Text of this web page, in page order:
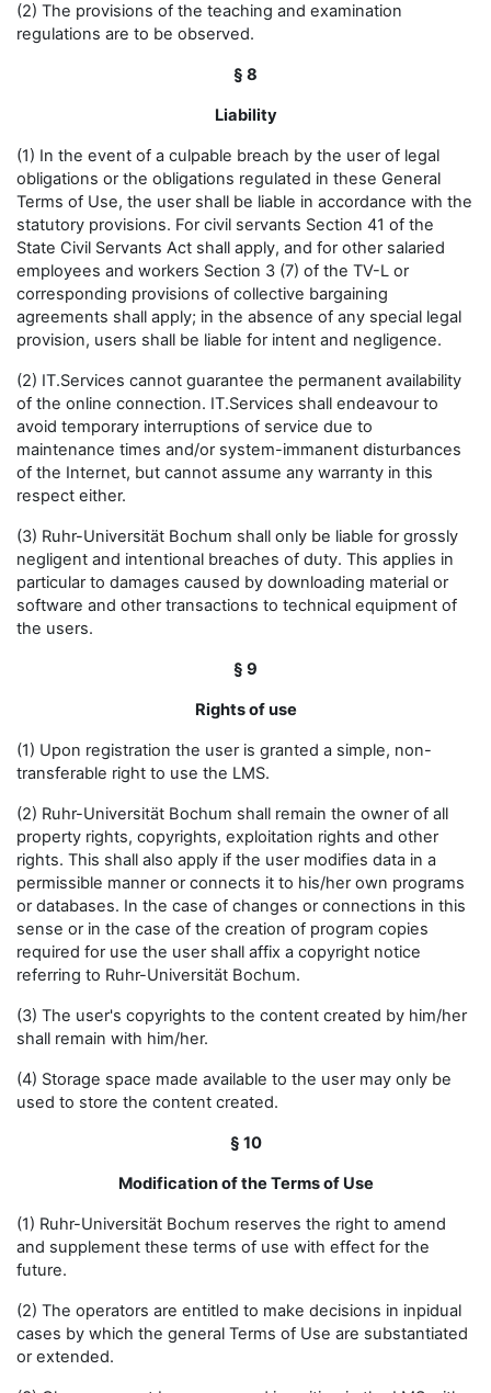
(2) The provisions of the teaching and examination
regulations are to be observed.
§ 8
Liability
(1) In the event of a culpable breach by the user of legal
obligations or the obligations regulated in these General
Terms of Use, the user shall be liable in accordance with the
statutory provisions. For civil servants Section 41 of the
State Civil Servants Act shall apply, and for other salaried
employees and workers Section 3 (7) of the TV-L or
corresponding provisions of collective bargaining
agreements shall apply; in the absence of any special legal
provision, users shall be liable for intent and negligence.
(2) IT.Services cannot guarantee the permanent availability
of the online connection. IT.Services shall endeavour to
avoid temporary interruptions of service due to
maintenance times and/or system-immanent disturbances
of the Internet, but cannot assume any warranty in this
respect either.
(3) Ruhr-Universität Bochum shall only be liable for grossly
negligent and intentional breaches of duty. This applies in
particular to damages caused by downloading material or
software and other transactions to technical equipment of
the users.
§ 9
Rights of use
(1) Upon registration the user is granted a simple, non-
transferable right to use the LMS.
(2) Ruhr-Universität Bochum shall remain the owner of all
property rights, copyrights, exploitation rights and other
rights. This shall also apply if the user modifies data in a
permissible manner or connects it to his/her own programs
or databases. In the case of changes or connections in this
sense or in the case of the creation of program copies
required for use the user shall affix a copyright notice
referring to Ruhr-Universität Bochum.
(3) The user's copyrights to the content created by him/her
shall remain with him/her.
(4) Storage space made available to the user may only be
used to store the content created.
§ 10
Modification of the Terms of Use
(1) Ruhr-Universität Bochum reserves the right to amend
and supplement these terms of use with effect for the
future.
(2) The operators are entitled to make decisions in inpidual
cases by which the general Terms of Use are substantiated
or extended.